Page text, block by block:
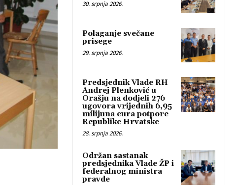
30. srpnja 2026.
Polaganje svečane
prisege
29. srpnja 2026.
Predsjednik Vlade RH
Andrej Plenković u
Orašju na dodjeli 276
ugovora vrijednih 6,95
milijuna eura potpore
Republike Hrvatske
28. srpnja 2026.
Održan sastanak
predsjednika Vlade ŽP i
federalnog ministra
pravde